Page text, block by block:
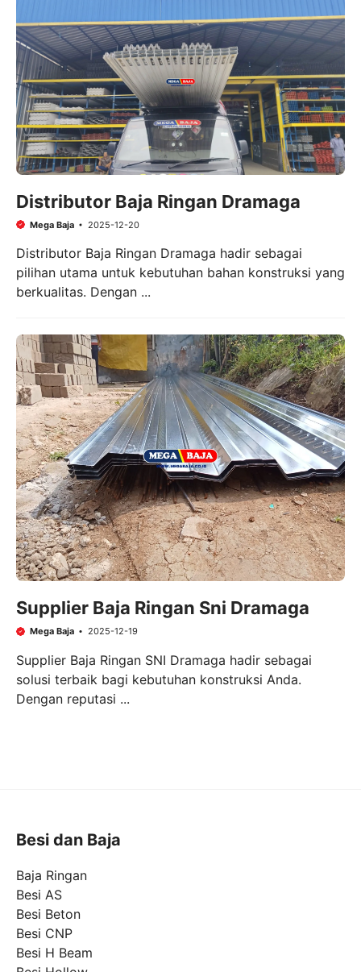
Distributor Baja Ringan Dramaga
Mega Baja 2025-12-20
Distributor Baja Ringan Dramaga hadir sebagai
pilihan utama untuk kebutuhan bahan konstruksi yang
berkualitas. Dengan ...
Supplier Baja Ringan Sni Dramaga
Mega Baja 2025-12-19
Supplier Baja Ringan SNI Dramaga hadir sebagai
solusi terbaik bagi kebutuhan konstruksi Anda.
Dengan reputasi ...
Besi dan Baja
Baja Ringan
Besi AS
Besi Beton
Besi CNP
Besi H Beam